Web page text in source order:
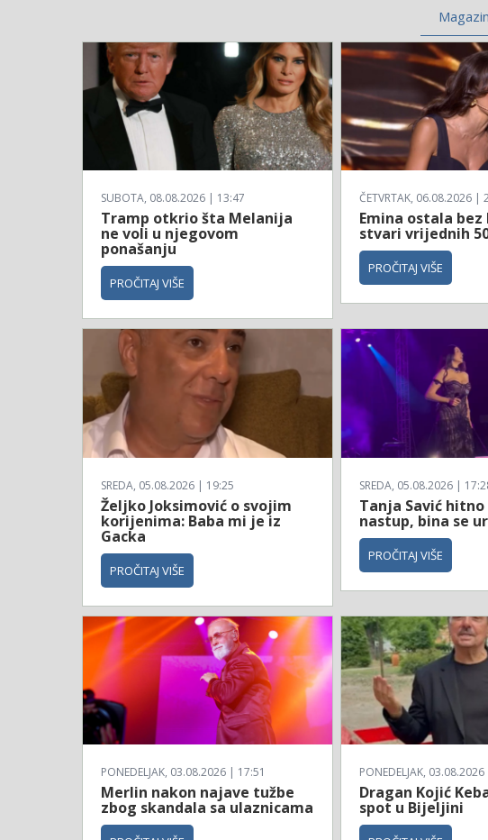
Magazin
SUBOTA, 08.08.2026 | 13:47
Tramp otkrio šta Melanija
ne voli u njegovom
ponašanju
PROČITAJ VIŠE
ČETVRTAK, 06.08.2026 |
Emina ostala
stvari vrijednih
PROČITAJ VIŠE
SREDA, 05.08.2026 | 19:25
Željko Joksimović o svojim
korijenima: Baba mi je iz
Gacka
PROČITAJ VIŠE
SREDA, 05.08.2026 |
Tanja Savić
nastup, bina se
PROČITAJ VIŠE
PONEDELJAK, 03.08.2026 | 17:51
Merlin nakon najave tužbe
zbog skandala sa ulaznicama
PONEDELJAK,
Dragan Kojić
spot u Bijeljini